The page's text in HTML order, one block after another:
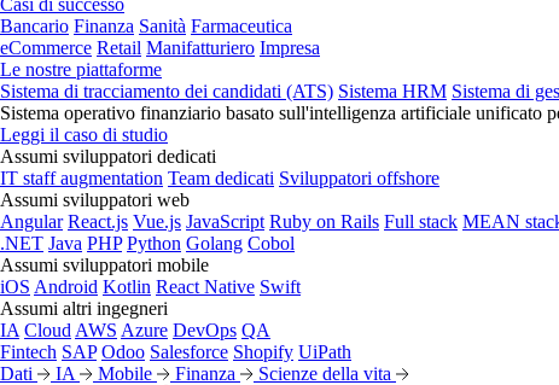
Casi di successo
Bancario Finanza Sanità Farmaceutica
eCommerce Retail Manifatturiero Impresa
Le nostre piattaforme
Sistema di tracciamento dei candidati (ATS) Sistema HRM Sistema di
Sistema operativo finanziario basato sull'intelligenza artificiale unificato
Leggi il caso di studio
Assumi sviluppatori dedicati
IT staff augmentation Team dedicati Sviluppatori offshore
Assumi sviluppatori web
Angular React.js Vue.js JavaScript Ruby on Rails Full stack MEAN
.NET Java PHP Python Golang Cobol
Assumi sviluppatori mobile
iOS Android Kotlin React Native Swift
Assumi altri ingegneri
IA Cloud AWS Azure DevOps QA
Fintech SAP Odoo Salesforce Shopify UiPath
Dati
IA Mobile Finanza Scienze della vita